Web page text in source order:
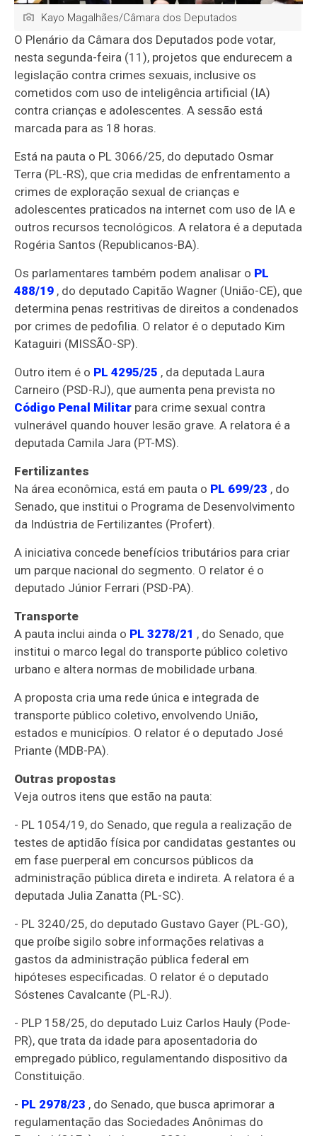
Kayo Magalhães/Câmara dos Deputados
O Plenário da Câmara dos Deputados pode votar,
nesta segunda-feira (11), projetos que endurecem a
legislação contra crimes sexuais, inclusive os
cometidos com uso de inteligência artificial (IA)
contra crianças e adolescentes. A sessão está
marcada para as 18 horas.
Está na pauta o PL 3066/25, do deputado Osmar
Terra (PL-RS), que cria medidas de enfrentamento a
crimes de exploração sexual de crianças e
adolescentes praticados na internet com uso de IA e
outros recursos tecnológicos. A relatora é a deputada
Rogéria Santos (Republicanos-BA).
Os parlamentares também podem analisar o PL
488/19 , do deputado Capitão Wagner (União-CE), que
determina penas restritivas de direitos a condenados
por crimes de pedofilia. O relator é o deputado Kim
Kataguiri (MISSÃO-SP).
Outro item é o PL 4295/25 , da deputada Laura
Carneiro (PSD-RJ), que aumenta pena prevista no
Código Penal Militar para crime sexual contra
vulnerável quando houver lesão grave. A relatora é a
deputada Camila Jara (PT-MS).
Fertilizantes
Na área econômica, está em pauta o PL 699/23 , do
Senado, que institui o Programa de Desenvolvimento
da Indústria de Fertilizantes (Profert).
A iniciativa concede benefícios tributários para criar
um parque nacional do segmento. O relator é o
deputado Júnior Ferrari (PSD-PA).
Transporte
A pauta inclui ainda o PL 3278/21 , do Senado, que
institui o marco legal do transporte público coletivo
urbano e altera normas de mobilidade urbana.
A proposta cria uma rede única e integrada de
transporte público coletivo, envolvendo União,
estados e municípios. O relator é o deputado José
Priante (MDB-PA).
Outras propostas
Veja outros itens que estão na pauta:
- PL 1054/19, do Senado, que regula a realização de
testes de aptidão física por candidatas gestantes ou
em fase puerperal em concursos públicos da
administração pública direta e indireta. A relatora é a
deputada Julia Zanatta (PL-SC).
- PL 3240/25, do deputado Gustavo Gayer (PL-GO),
que proíbe sigilo sobre informações relativas a
gastos da administração pública federal em
hipóteses especificadas. O relator é o deputado
Sóstenes Cavalcante (PL-RJ).
- PLP 158/25, do deputado Luiz Carlos Hauly (Pode-
PR), que trata da idade para aposentadoria do
empregado público, regulamentando dispositivo da
Constituição.
- PL 2978/23 , do Senado, que busca aprimorar a
regulamentação das Sociedades Anônimas do